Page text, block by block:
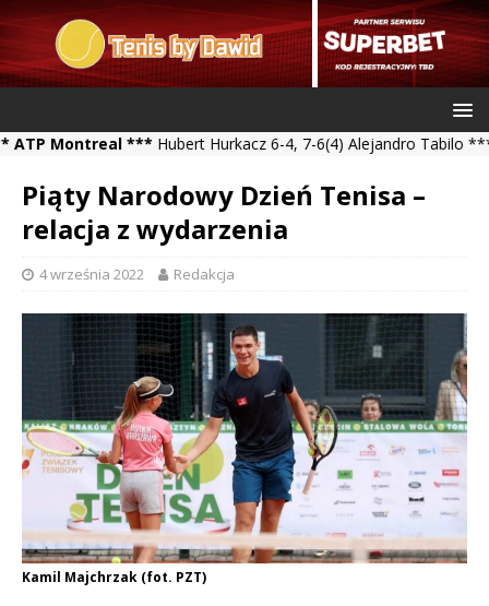
***Hubert Hurkacz 6-4, 7-6(4) Alejandro Tabilo *** Kamil
Piąty Narodowy Dzień Tenisa –
relacja z wydarzenia
4 września 2022 Redakcja
Kamil Majchrzak (fot. PZT)